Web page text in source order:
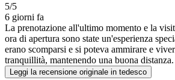
5/5
6 giorni fa
La prenotazione all'ultimo momento e la
ora di apertura sono state un'esperienza
erano scomparsi e si poteva ammirare e
tranquillità, mantenendo una buona distanza.
Leggi la recensione originale in tedesco